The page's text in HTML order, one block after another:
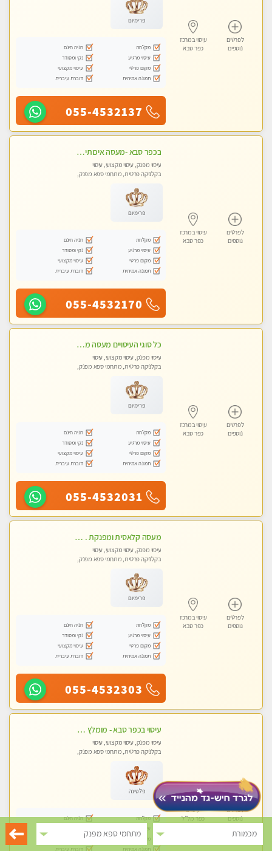
מכמורת מתחמי ספא מפנק
לפרטים
נוספים
עיסוי במרכז
כפר סבא
פרימיום
מקלחת
חניה חינם
עיסוי מרגיע
נקי ומסודר
מקום פרטי
עיסוי מקצועי
תמונה אמיתית
דוברת עיברית
055-4532137
לפרטים
נוספים
עיסוי במרכז
כפר סבא
בכפר סבא -מעסה איכותית מקצועית ומפנקת
עיסוי מפנק, עיסוי מקצועי, עיסוי
בקלניקה פרטית, מתחמי ספא מפנק,
פרימיום
מקלחת
חניה חינם
עיסוי מרגיע
נקי ומסודר
מקום פרטי
עיסוי מקצועי
תמונה אמיתית
דוברת עיברית
055-4532170
לפרטים
נוספים
עיסוי במרכז
כפר סבא
כל סוגי העיסויים מעסה מקצועית ואיכותית פרטי!!!
עיסוי מפנק, עיסוי מקצועי, עיסוי
בקלניקה פרטית, מתחמי ספא מפנק,
פרימיום
מקלחת
חניה חינם
עיסוי מרגיע
נקי ומסודר
מקום פרטי
עיסוי מקצועי
תמונה אמיתית
דוברת עיברית
055-4532031
לפרטים
נוספים
עיסוי במרכז
כפר סבא
מעסה קלאסית ומפנקת . highly recommended..new in the city
עיסוי מפנק, עיסוי מקצועי, עיסוי
בקלניקה פרטית, מתחמי ספא מפנק,
פרימיום
מקלחת
חניה חינם
עיסוי מרגיע
נקי ומסודר
מקום פרטי
עיסוי מקצועי
תמונה אמיתית
דוברת עיברית
055-4532303
לפרטים
נוספים
עיסוי ב
כפר מל”ל
עיסוי בכפר סבא - מומלץ לחלוטין!!!! כל סוגי העיסויים מעסה מקצועית ואיכותית פרטי!!!
עיסוי מפנק, עיסוי מקצועי, עיסוי
בקלניקה פרטית, מתחמי ספא מפנק,
פלטינה
מקלחת
חניה חינם
עיסוי מרגיע
מקום פרטי
תמונה אמיתית
דוברת עיברית